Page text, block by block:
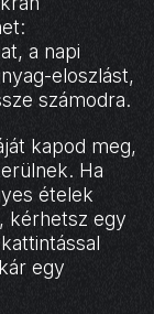
a napi
eloszlást,
számodra.
kapod meg,
Ha
ételek
kérhetsz egy
egy